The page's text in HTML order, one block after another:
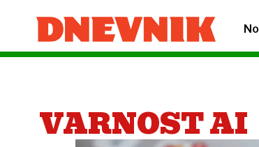
VARNOST AI